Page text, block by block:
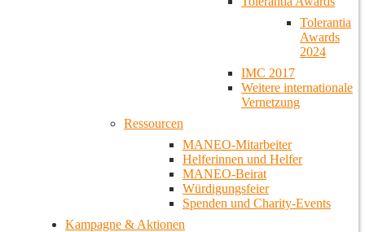
Tolerantia
Awards
2024
IMC 2017
Weitere internationale
Vernetzung
Ressourcen
MANEO-Mitarbeiter
Helferinnen und Helfer
MANEO-Beirat
Würdigungsfeier
Spenden und Charity-Events
Kampagne & Aktionen